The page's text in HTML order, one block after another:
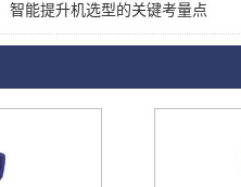
智能提升机选型的关键考量点